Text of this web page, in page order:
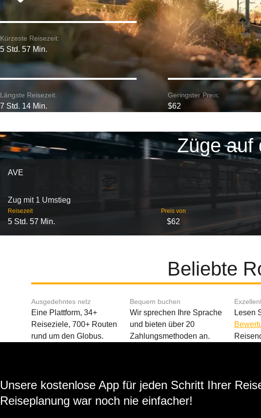
Kürzeste Reisezeit:
5 Std. 57 Min.
Längste Reisezeit:
7 Std. 14 Min.
Geringster Preis:
$62
Züge auf
AVE
Zug mit 1 Umstieg
Reisezeit
5 Std. 57 Min.
Preis von
$62
Beliebte
Ausgedehntes netz
Eine Plattform, 34+
Reiseziele, 700+ Routen
rund um den Globus.
Bequem buchen
Wir sprechen Ihre Sprache
und bieten über 20
Zahlungsmethoden an.
Lesen
Unsere kostenlose App für jeden Schritt Ihrer
Reiseplanung war noch nie einfacher!